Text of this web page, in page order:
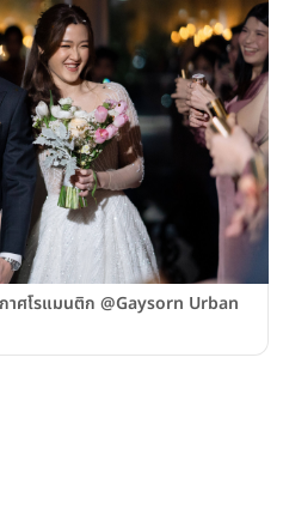
ศโรแมนติก @Gaysorn Urban